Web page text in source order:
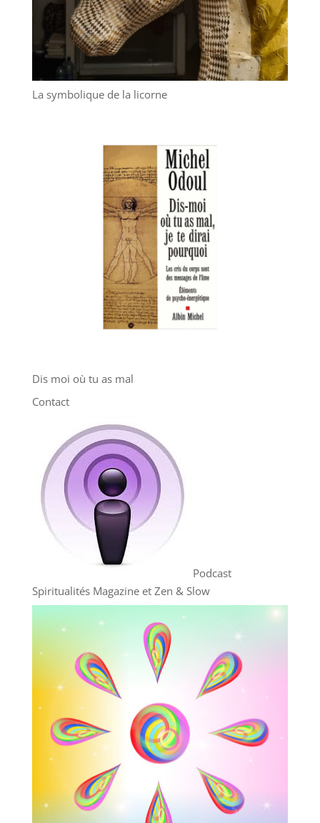
La symbolique de la licorne
Dis moi où tu as mal
Contact
Podcast
Spiritualités Magazine et Zen & Slow